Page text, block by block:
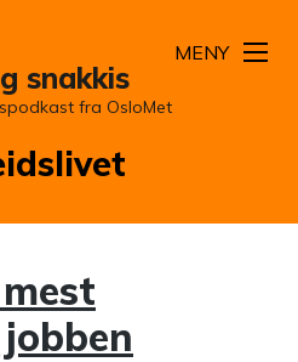
snakkis
fra OsloMet
MENY